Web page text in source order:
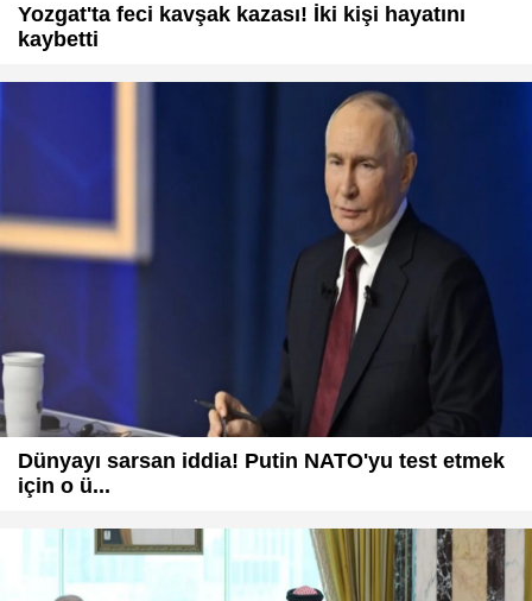
Yozgat'ta feci kavşak kazası! İki kişi hayatını
kaybetti
Dünyayı sarsan iddia! Putin NATO'yu test etmek
için o ü...